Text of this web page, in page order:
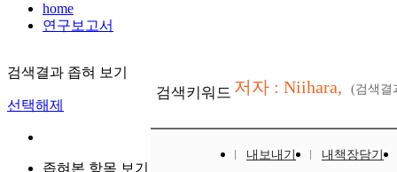
home
연구보고서
검색결과 좁혀 보기
선택해제
좁혀본 항목 보기
검색키워드 저자 : Niihara, (검색
내보내기 내책장담기